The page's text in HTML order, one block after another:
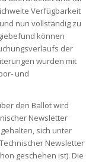
Verfügbarkeit
nun vollständig zu
können
der
wurden mit
und
den Ballot wird
Newsletter
sich unter
Newsletter
geschehen ist). Die